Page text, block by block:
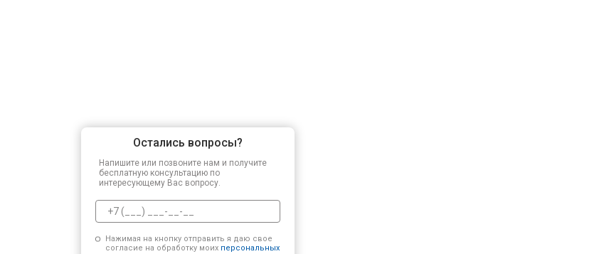
Остались вопросы?
Напишите или позвоните нам и получите
бесплатную консультацию по
интересующему Вас вопросу.
Нажимая на кнопку отправить я даю свое
согласие на обработку моих персональных